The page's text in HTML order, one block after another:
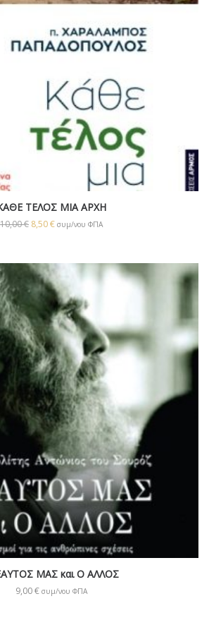
ΤΕΛΟΣ ΜΙΑ ΑΡΧΗ
10,00€ 8,50€ συμ/νου ΦΠΑ
ΜΑΣ και Ο ΑΛΛΟΣ
9,00€ συμ/νου ΦΠΑ